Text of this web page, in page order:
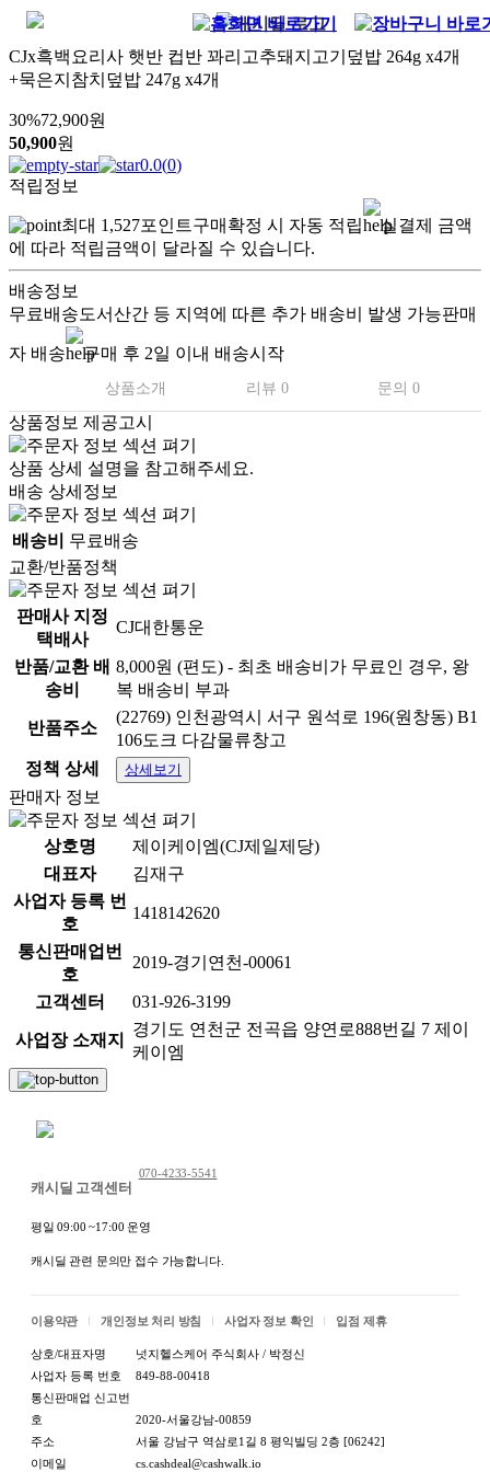
CJx흑백요리사 햇반 컵반 꽈리고추돼지고기덮밥 264g x4개
+묵은지참치덮밥 247g x4개
30%72,900원
50,900원
0.0(0)
적립정보
최대 1,527포인트구매확정 시 자동 적립
실결제 금액
에 따라 적립금액이 달라질 수 있습니다.
배송정보
무료배송도서산간 등 지역에 따른 추가 배송비 발생 가능판매
자 배송 구매 후 2일 이내 배송시작
상품소개 리뷰 0 문의 0
상품정보 제공고시
상품 상세 설명을 참고해주세요.
배송 상세정보
배송비
무료배송
교환/반품정책
판매사 지정
택배사
CJ대한통운
반품/교환 배
송비
8,000원 (편도) - 최초 배송비가 무료인 경우, 왕
복 배송비 부과
반품주소
(22769) 인천광역시 서구 원석로 196(원창동) B1
106도크 다감물류창고
정책 상세
상세보기
판매자 정보
상호명
제이케이엠(CJ제일제당)
대표자
김재구
사업자 등록 번
호
1418142620
통신판매업번
호
2019-경기연천-00061
고객센터 031-926-3199
사업장 소재지
경기도 연천군 전곡읍 양연로888번길 7 제이
케이엠
캐시딜 고객센터
070-4233-5541
평일 09:00 ~17:00 운영
캐시딜 관련 문의만 접수 가능합니다.
이용약관 개인정보 처리 방침 사업자 정보 확인 입점 제휴
상호/대표자명
넛지헬스케어 주식회사 / 박정신
사업자 등록 번호
849-88-00418
통신판매업 신고번
호
2020-서울강남-00859
주소
서울 강남구 역삼로1길 8 평익빌딩 2층 [06242]
이메일
cs.cashdeal@cashwalk.io